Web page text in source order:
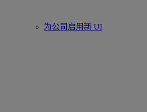
为公司启用新 UI